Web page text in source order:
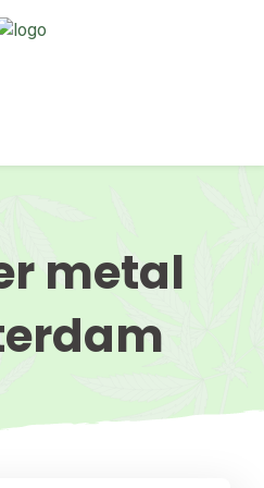
metal